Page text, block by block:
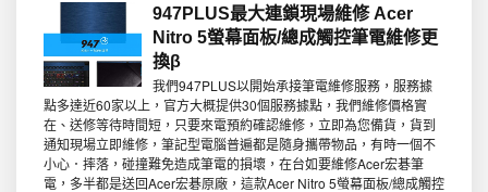
947PLUS最大連鎖現場維修 Acer
Nitro 5螢幕面板/總成觸控筆電維修更
換β
我們947PLUS以開始承接筆電維修服務，服務據
點多達近60家以上，官方大概提供30個服務據點，我們維修價格實
在、送修等待時間短，只要來電預約確認維修，立即為您備貨，貨到
通知現場立即維修，筆記型電腦普遍都是隨身攜帶物品，有時一個不
小心．摔落，碰撞難免造成筆電的損壞，在台如要維修Acer宏碁筆
電，多半都是送回Acer宏碁原廠，這款Acer Nitro 5螢幕面板/總成觸控